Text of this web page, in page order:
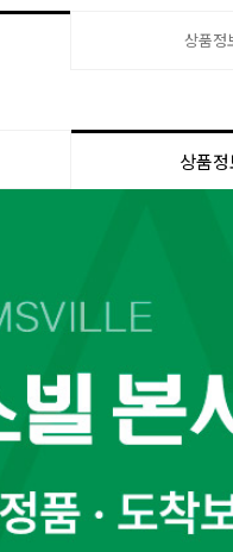
상품정
상품